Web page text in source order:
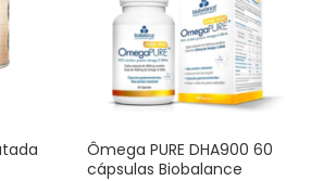
Ômega PURE DHA900 60
cápsulas Biobalance